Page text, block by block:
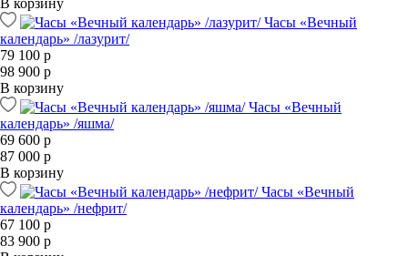
В корзину
Часы «Вечный
календарь» /лазурит/
79 100 р
98 900 р
В корзину
Часы «Вечный
календарь» /яшма/
69 600 р
87 000 р
В корзину
Часы «Вечный
календарь» /нефрит/
67 100 р
83 900 р